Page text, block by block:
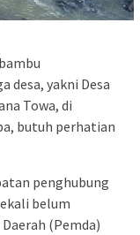
desa, yakni Desa
Towa, di
butuh perhatian
penghubung
belum
(Pemda)